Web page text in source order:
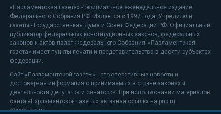
«Парламентская газета» - официальное еженедельное издание
Федерального Собрания РФ. Издается с 1997 года. Учредители
газеты - Государственная Дума и Совет Федерации РФ. Официальный
публикатор федеральных конституционных законов, федеральных
законов и актов палат Федерального Собрания. «Парламентская
газета» имеет пункты печати и представительства в десяти субъектах
федерации.
Сайт «Парламентской газеты» - это оперативные новости и
достоверная информация о принимаемых в стране законах и
деятельности депутатов и сенаторов. При использовании материалов
сайта «Парламентской газеты» активная ссылка на pnp.ru
обязательна.